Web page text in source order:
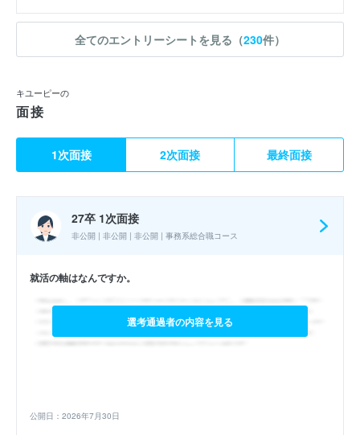
全てのエントリーシートを見る（230件）
キユーピーの
面接
1次面接 2次面接 最終面接
27卒 1次面接
非公開 | 非公開 | 非公開 | 事務系総合職コース
就活の軸はなんですか。
選考通過者の内容を見る
公開日：2026年7月30日